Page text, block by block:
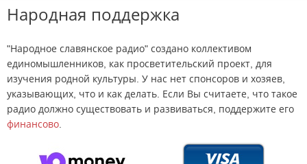
Народная поддержка
"Народное славянское радио" создано коллективом
единомышленников, как просветительский проект, для
изучения родной культуры. У нас нет спонсоров и хозяев,
указывающих, что и как делать. Если Вы считаете, что такое
радио должно существовать и развиваться, поддержите его
финансово